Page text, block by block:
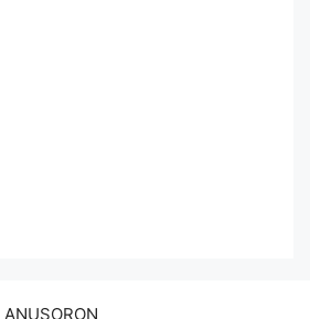
ANUSORON